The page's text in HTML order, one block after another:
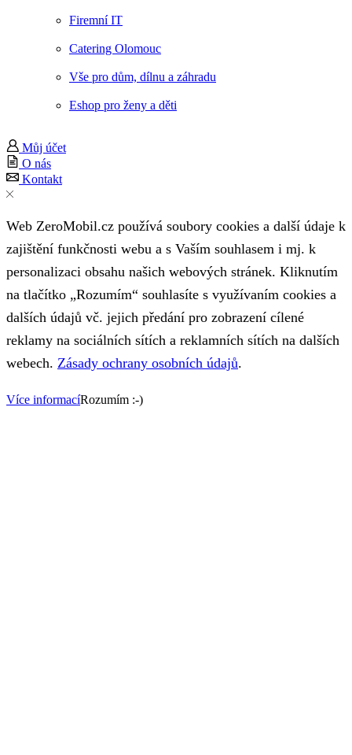
Firemní IT
Catering Olomouc
Vše pro dům, dílnu a záhradu
Eshop pro ženy a děti
Můj účet
O nás
Kontakt
Web ZeroMobil.cz používá soubory cookies a další údaje k
zajištění funkčnosti webu a s Vaším souhlasem i mj. k
personalizaci obsahu našich webových stránek. Kliknutím
na tlačítko „Rozumím“ souhlasíte s využívaním cookies a
dalších údajů vč. jejich předání pro zobrazení cílené
reklamy na sociálních sítích a reklamních sítích na dalších
webech. Zásady ochrany osobních údajů.
Více informacíRozumím :-)